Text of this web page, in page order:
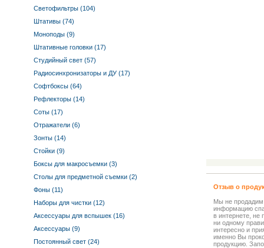
Светофильтры (104)
Штативы (74)
Моноподы (9)
Штативные головки (17)
Студийный свет (57)
Радиосинхронизаторы и ДУ (17)
Софтбоксы (64)
Рефлекторы (14)
Соты (17)
Отражатели (6)
Зонты (14)
Стойки (9)
Боксы для макросъемки (3)
Столы для предметной съемки (2)
Фоны (11)
Наборы для чистки (12)
Аксессуары для вспышек (16)
Аксессуары (9)
Постоянный свет (24)
Отзыв о
Мы не
информацию
в интернете, не
ни одному
интересно и
именно Вы
продукцию.